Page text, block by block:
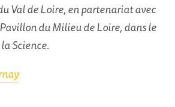
Val de Loire, en partenariat avec
du Milieu de Loire, dans le
Science.